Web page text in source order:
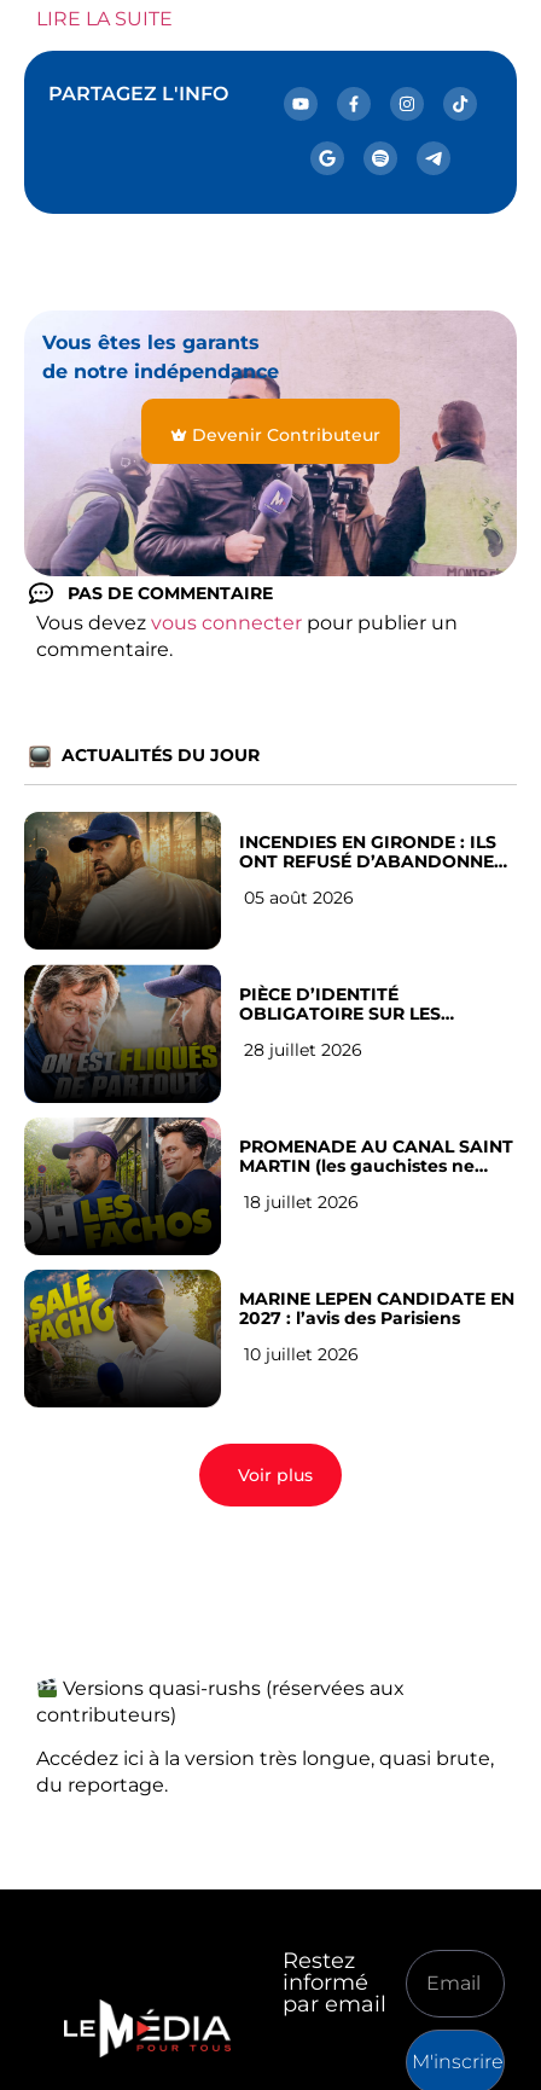
LIRE LA SUITE
PARTAGEZ L'INFO
Vous êtes les garants
de notre indépendance
Devenir Contributeur
PAS DE COMMENTAIRE
Vous devez vous connecter pour publier un
commentaire.
ACTUALITÉS DU JOUR
INCENDIES EN GIRONDE : ILS
ONT REFUSÉ D’ABANDONNER
05 août 2026
PIÈCE D’IDENTITÉ
OBLIGATOIRE SUR LES
Français
28 juillet 2026
PROMENADE AU CANAL SAINT
MARTIN (les gauchistes ne
18 juillet 2026
MARINE LEPEN CANDIDATE EN
2027 : l’avis des Parisiens
10 juillet 2026
Voir plus
Versions quasi-rushs (réservées aux
contributeurs)
Accédez ici à la version très longue, quasi brute,
du reportage.
Restez
informé
par email
M'inscrire